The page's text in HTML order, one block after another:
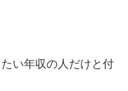
い年収の人だけと付